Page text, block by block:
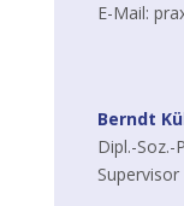
E-Mail:
Berndt
Dipl.-Soz.-
Supervisor